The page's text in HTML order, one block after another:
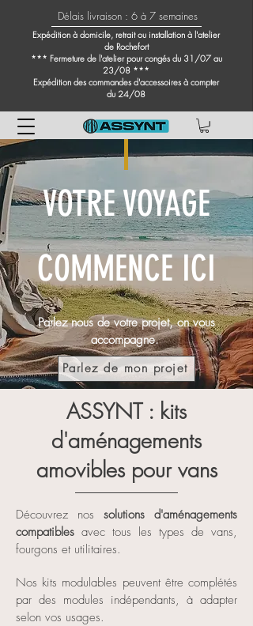
Délais livraison : 6 à 7 semaines
Expédition à domicile, retrait ou installation à l'atelier
de Rochefort
*** Fermeture de l'atelier pour congés du 31/07 au
23/08 ***
Expédition des commandes d'accessoires à compter
du 24/08
VOTRE VOYAGE
COMMENCE ICI
Parlez nous de votre projet, on vous
accompagne.
Parlez de mon projet
ASSYNT : kits
d'aménagements
amovibles pour vans
Découvrez nos solutions d'aménagements
compatibles avec tous les types de vans,
fourgons et utilitaires.
Nos kits modulables peuvent être complétés
par des modules indépendants, à adapter
selon vos usages.